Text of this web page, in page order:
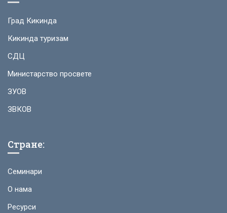
Град Кикинда
Кикинда туризам
СДЦ
Министарство просвете
ЗУОВ
ЗВКОВ
Стране:
Семинари
О нама
Ресурси